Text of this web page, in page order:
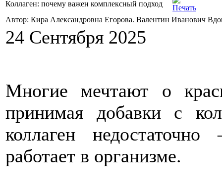
Коллаген: почему важен комплексный подход
Автор: Кира Александровна Егорова. Валентин Иванович
24 Сентября 2025
Многие мечтают о
принимая добавки с
коллаген
работает в организме.